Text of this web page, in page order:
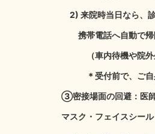
2) 来院時当日なら、
携帯電話へ自動で帰
（車内待機や院外外
＊受付前で、ご自身
③密接場面の回避：医師
マスク・フェイスシー